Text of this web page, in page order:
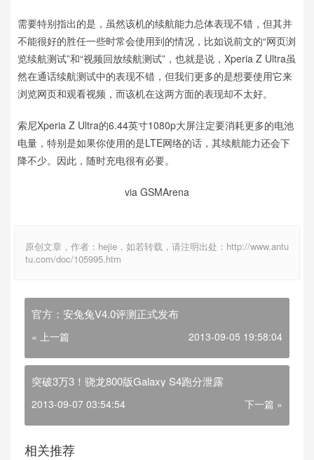
需要特别指出的是，虽然该机的续航能力总体表现不错，但其并
不能很好的胜任一些时常会使用到的情况，比如说前文的“网页浏
览续航测试”和“视频回放续航测试”，也就是说，Xperia Z Ultra虽
然在通话续航测试中的表现不错，但我们更多的是想要使用它来
浏览网页和观看视频，而该机在这两方面的表现却不太好。
索尼Xperia Z Ultra的6.44英寸1080p大屏注定要消耗更多的电池
电量，特别是如果你使用的是LTE网络的话，其续航能力还会下
降不少。因此，随时充电很有必要。
via GSMArena
原创文章，作者：hejie，如若转载，请注明出处：http://www.antu
tu.com/doc/105995.htm
官方：安兔兔V4.0评测正式发布
« 上一篇 2013-09-05 19:58:04
突破3万3！骁龙800版Galaxy S4跑分泄露
2013-09-07 03:54:54 下一篇 »
相关推荐